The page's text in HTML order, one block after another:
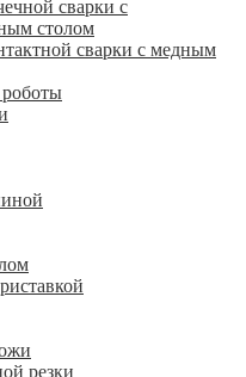
сварки с
столом
сварки с медным
резки